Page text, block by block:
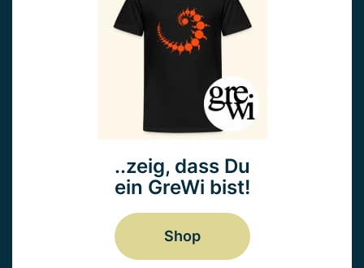
..zeig, dass Du
ein GreWi bist!
Shop